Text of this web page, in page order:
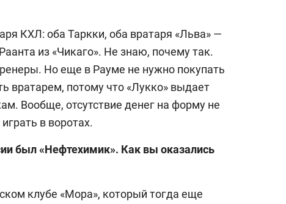
КХЛ: оба Таркки, оба вратаря «Льва» —
из «Чикаго». Не знаю, почему так.
Но еще в Рауме не нужно покупать
вратарем, потому что «Лукко» выдает
Вообще, отсутствие денег на форму не
в воротах.
был «Нефтехимик». Как вы оказались
клубе «Мора», который тогда еще